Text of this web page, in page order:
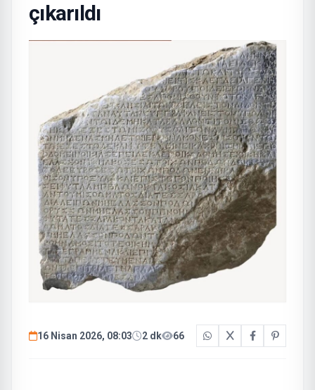
çıkarıldı
16 Nisan 2026, 08:03 2 dk 66